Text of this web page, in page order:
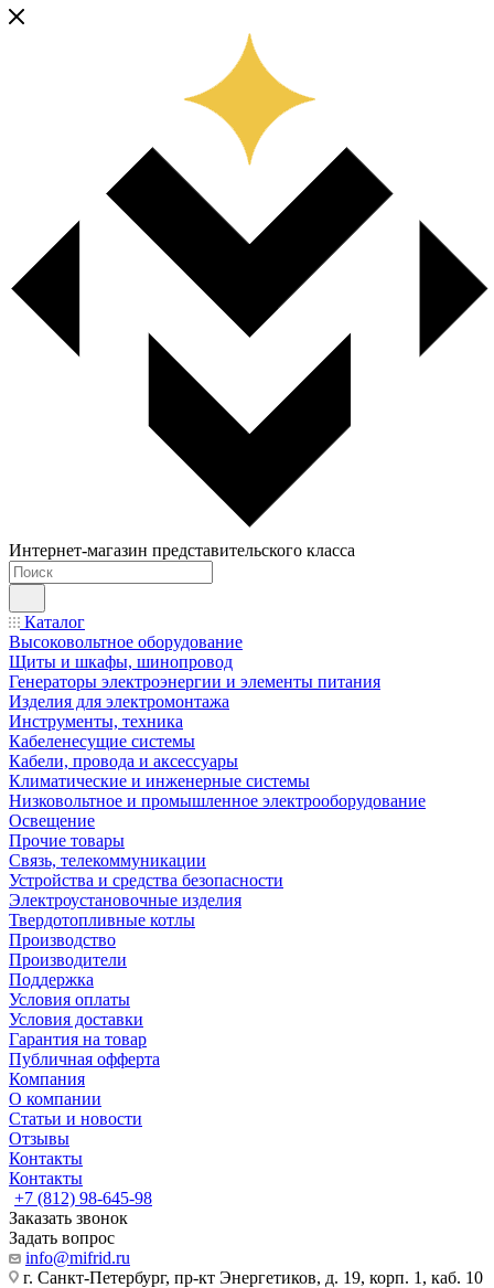
Интернет-магазин представительского класса
Каталог
Высоковольтное оборудование
Щиты и шкафы, шинопровод
Генераторы электроэнергии и элементы питания
Изделия для электромонтажа
Инструменты, техника
Кабеленесущие системы
Кабели, провода и аксессуары
Климатические и инженерные системы
Низковольтное и промышленное электрооборудование
Освещение
Прочие товары
Связь, телекоммуникации
Устройства и средства безопасности
Электроустановочные изделия
Твердотопливные котлы
Производство
Производители
Поддержка
Условия оплаты
Условия доставки
Гарантия на товар
Публичная офферта
Компания
О компании
Статьи и новости
Отзывы
Контакты
Контакты
+7 (812) 98-645-98
Заказать звонок
Задать вопрос
info@mifrid.ru
г. Санкт-Петербург, пр-кт Энергетиков, д. 19, корп. 1, каб. 10